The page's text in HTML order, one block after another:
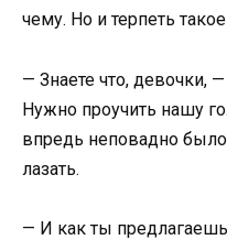
чему. Но и терпеть
— Знаете что, девочки,
Нужно проучить нашу
впредь неповадно
лазать.
— И как ты